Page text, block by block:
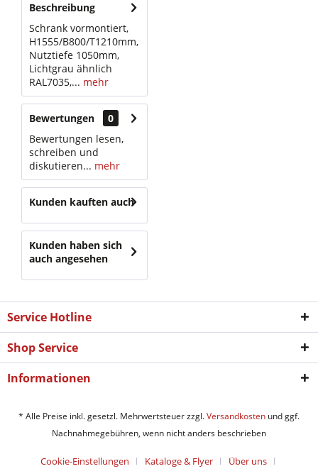
Beschreibung
Schrank vormontiert,
H1555/B800/T1210mm,
Nutztiefe 1050mm,
Lichtgrau ähnlich
RAL7035,... mehr
Bewertungen
0
Bewertungen lesen,
schreiben und
diskutieren... mehr
Kunden kauften auch
Kunden haben sich
auch angesehen
Service Hotline
Shop Service
Informationen
* Alle Preise inkl. gesetzl. Mehrwertsteuer zzgl.Versandkosten und ggf.
Nachnahmegebühren, wenn nicht anders beschrieben
Cookie-Einstellungen Kataloge & Flyer Über uns